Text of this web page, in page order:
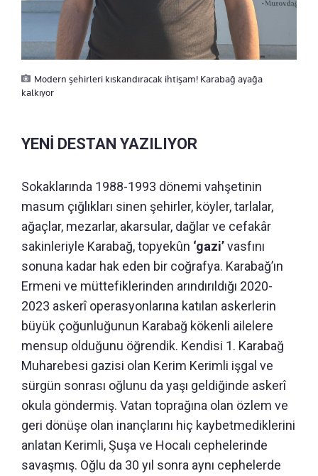
Modern şehirleri kıskandıracak ihtişam! Karabağ ayağa
kalkıyor
YENİ DESTAN YAZILIYOR
Sokaklarında 1988-1993 dönemi vahşetinin
masum çığlıkları sinen şehirler, köyler, tarlalar,
ağaçlar, mezarlar, akarsular, dağlar ve cefakâr
sakinleriyle Karabağ, topyekûn ‘gazi’vasfını
sonuna kadar hak eden bir coğrafya. Karabağ’ın
Ermeni ve müttefiklerinden arındırıldığı 2020-
2023 askerî operasyonlarına katılan askerlerin
büyük çoğunluğunun Karabağ kökenli ailelere
mensup olduğunu öğrendik. Kendisi 1. Karabağ
Muharebesi gazisi olan Kerim Kerimli işgal ve
sürgün sonrası oğlunu da yaşı geldiğinde askerî
okula göndermiş. Vatan toprağına olan özlem ve
geri dönüşe olan inançlarını hiç kaybetmediklerini
anlatan Kerimli, Şuşa ve Hocalı cephelerinde
savaşmış. Oğlu da 30 yıl sonra aynı cephelerde